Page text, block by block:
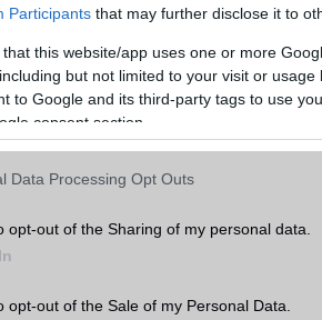
Participants that may further disclose it to
that this website/app uses one or more
but not limited to your visit or
to Google and its third-party tags to use
consent section.
Data Processing Opt Outs
opt-out of the Sharing of my personal data.
opt-out of the Sale of my Personal Data.
A YouTube Music Wear OS
és a 30 másodperces
.8x, 1x, 1.2x, 1.5x, 1.8x, 2x). Bár a
tehát nemcsak az esztétikai és